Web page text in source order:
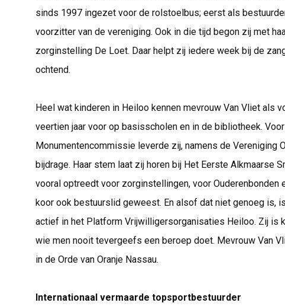
sinds 1997 ingezet voor de rolstoelbus; eerst als
voorzitter van de vereniging. Ook in die tijd begon zij met
zorginstelling De Loet. Daar helpt zij iedere week bij de
ochtend.
Heel wat kinderen in Heiloo kennen mevrouw Van Vliet als
veertien jaar voor op basisscholen en in de bibliotheek.
Monumentencommissie leverde zij, namens de Vereniging
bijdrage. Haar stem laat zij horen bij Het Eerste Alkmaarse
vooral optreedt voor zorginstellingen, voor Ouderenbonden
koor ook bestuurslid geweest. En alsof dat niet genoeg is,
actief in het Platform Vrijwilligersorganisaties Heiloo. Zij is
wie men nooit tevergeefs een beroep doet. Mevrouw Van
in de Orde van Oranje Nassau.
Internationaal vermaarde topsportbestuurder